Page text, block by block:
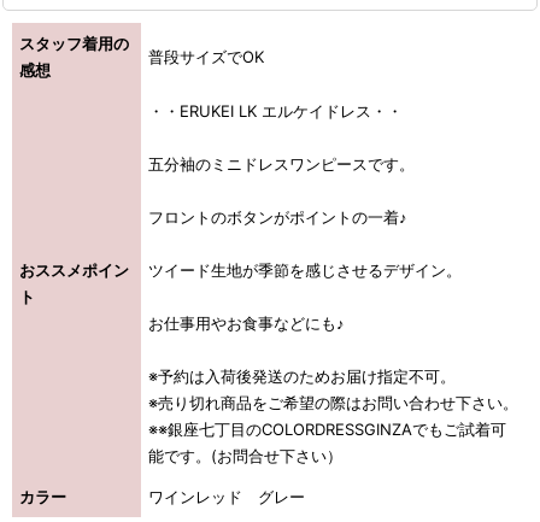
スタッフ着用の
感想
普段サイズでOK
おススメポイン
ト
・・ERUKEI LK エルケイドレス・・
五分袖のミニドレスワンピースです。
フロントのボタンがポイントの一着♪
ツイード生地が季節を感じさせるデザイン。
お仕事用やお食事などにも♪
※予約は入荷後発送のためお届け指定不可。
※売り切れ商品をご希望の際はお問い合わせ下さい。
※※銀座七丁目のCOLORDRESSGINZAでもご試着可
能です。(お問合せ下さい）
カラー ワインレッド グレー